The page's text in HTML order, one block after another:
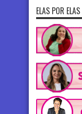
ELAS POR ELAS